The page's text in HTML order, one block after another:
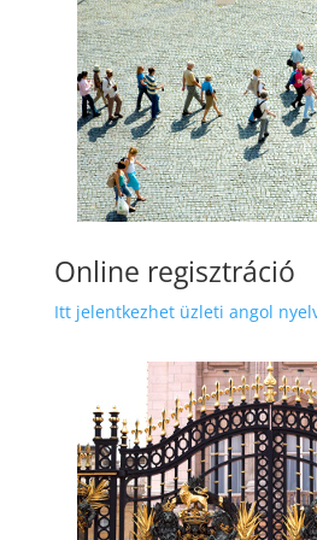
Online regisztráció
Itt jelentkezhet üzleti angol